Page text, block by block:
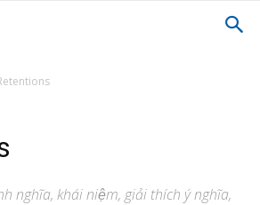
nghĩa, khái niệm, giải thích ý nghĩa,